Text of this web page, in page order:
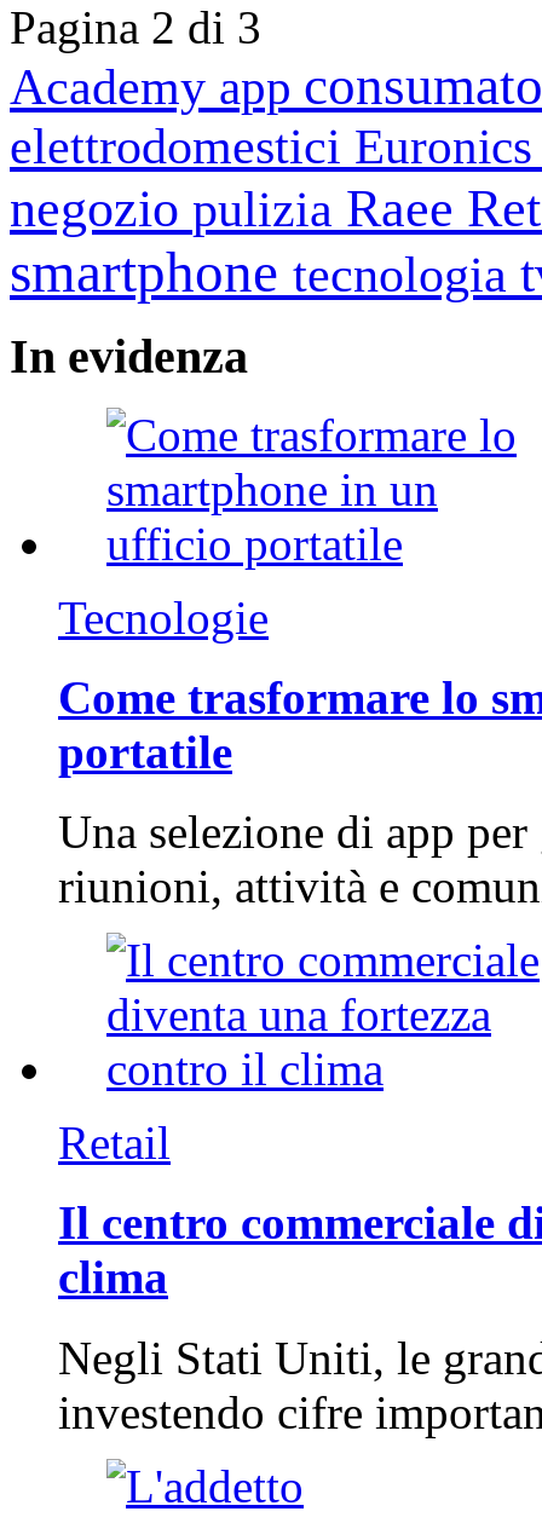
Pagina 2 di 3
Academy app
elettrodomestici
negozio pulizia Raee
smartphone tecnologia
In evidenza
Tecnologie
Come trasformare lo
portatile
Una selezione di app
riunioni, attività e
Retail
Il centro commerciale
clima
Negli Stati Uniti, le
investendo cifre